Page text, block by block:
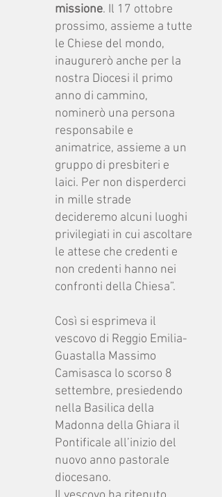
missione. Il 17 ottobre
prossimo, assieme a tutte
le Chiese del mondo,
inaugurerò anche per la
nostra Diocesi il primo
anno di cammino,
nominerò una persona
responsabile e
animatrice, assieme a un
gruppo di presbiteri e
laici. Per non disperderci
in mille strade
decideremo alcuni luoghi
privilegiati in cui ascoltare
le attese che credenti e
non credenti hanno nei
confronti della Chiesa”.
Così si esprimeva il
vescovo di Reggio Emilia-
Guastalla Massimo
Camisasca lo scorso 8
settembre, presiedendo
nella Basilica della
Madonna della Ghiara il
Pontificale all’inizio del
nuovo anno pastorale
diocesano.